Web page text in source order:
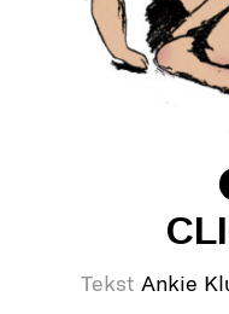
Tekst Ankie